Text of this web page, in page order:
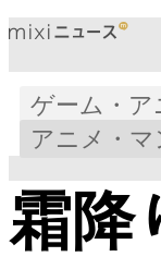
ゲーム・ア
アニメ・マ
霜降